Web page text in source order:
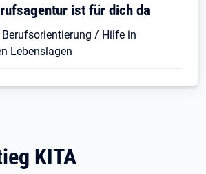
ist für dich da
/ Hilfe in
Lebenslagen
KITA